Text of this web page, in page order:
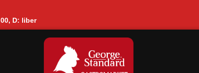
D: liber